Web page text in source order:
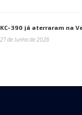
KC-390 já aterraram na
27 de Junho de 2026